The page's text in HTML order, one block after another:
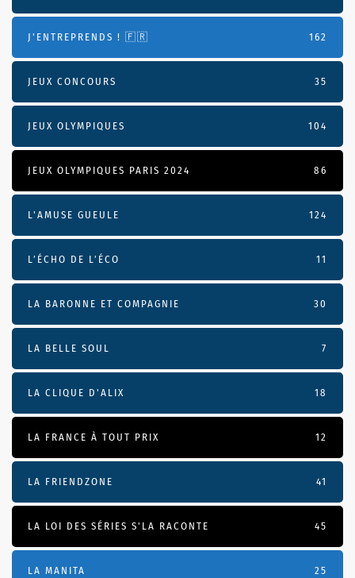
J'ENTREPRENDS ! 🇫🇷 162
JEUX CONCOURS 35
JEUX OLYMPIQUES 104
JEUX OLYMPIQUES PARIS 2024 86
L'AMUSE GUEULE 124
L’ÉCHO DE L’ÉCO 11
LA BARONNE ET COMPAGNIE 30
LA BELLE SOUL 7
LA CLIQUE D'ALIX 18
LA FRANCE À TOUT PRIX 12
LA FRIENDZONE 41
LA LOI DES SÉRIES S'LA RACONTE 45
LA MANITA 25